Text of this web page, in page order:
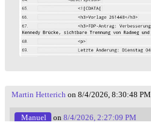
Martin Hetterich on 8/4/2026, 8:30:48 PM
Manuel on 8/4/2026, 2:27:09 PM